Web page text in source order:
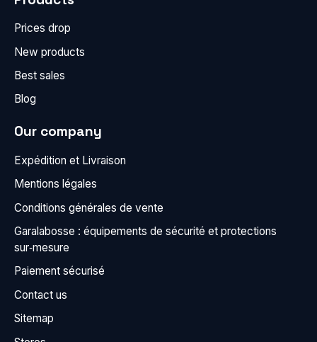
Prices drop
New products
Best sales
Blog
Our company
Expédition et Livraison
Mentions légales
Conditions générales de vente
Garalabosse : équipements de sécurité et protections
sur‑mesure
Paiement sécurisé
Contact us
Sitemap